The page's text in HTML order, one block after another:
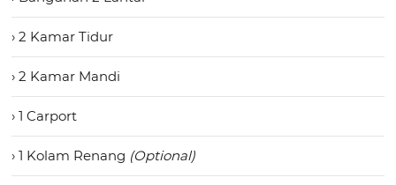
› 2 Kamar Tidur
› 2 Kamar Mandi
› 1 Carport
› 1 Kolam Renang (Optional)